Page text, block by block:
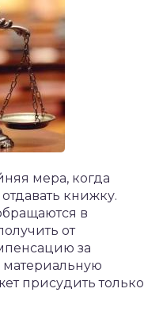
мера, когда
книжку.
в
от
за
присудить только